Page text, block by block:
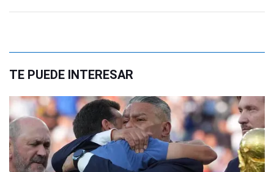
TE PUEDE INTERESAR